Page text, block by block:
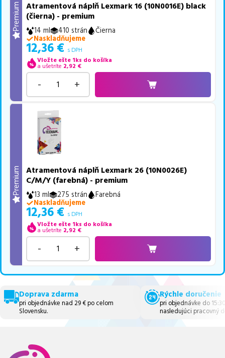
Premium
Atramentová náplň Lexmark 16 (10N0016E) black
(čierna) - premium
14 ml 410 strán
Čierna
Naskladňujeme
12,36 € s DPH
Vložte ešte 1ks do košíka
a ušetríte 2,92 €
- +
Premium
Atramentová náplň Lexmark 26 (10N0026E)
C/M/Y (farebná) - premium
13 ml 275 strán
Farebná
Naskladňujeme
12,36 € s DPH
Vložte ešte 1ks do košíka
a ušetríte 2,92 €
- +
Doprava zdarma
pri objednávke nad 29 € po celom
Slovensku.
Rýchle doručenie
pri objednávke do
nasledujúci pracovný